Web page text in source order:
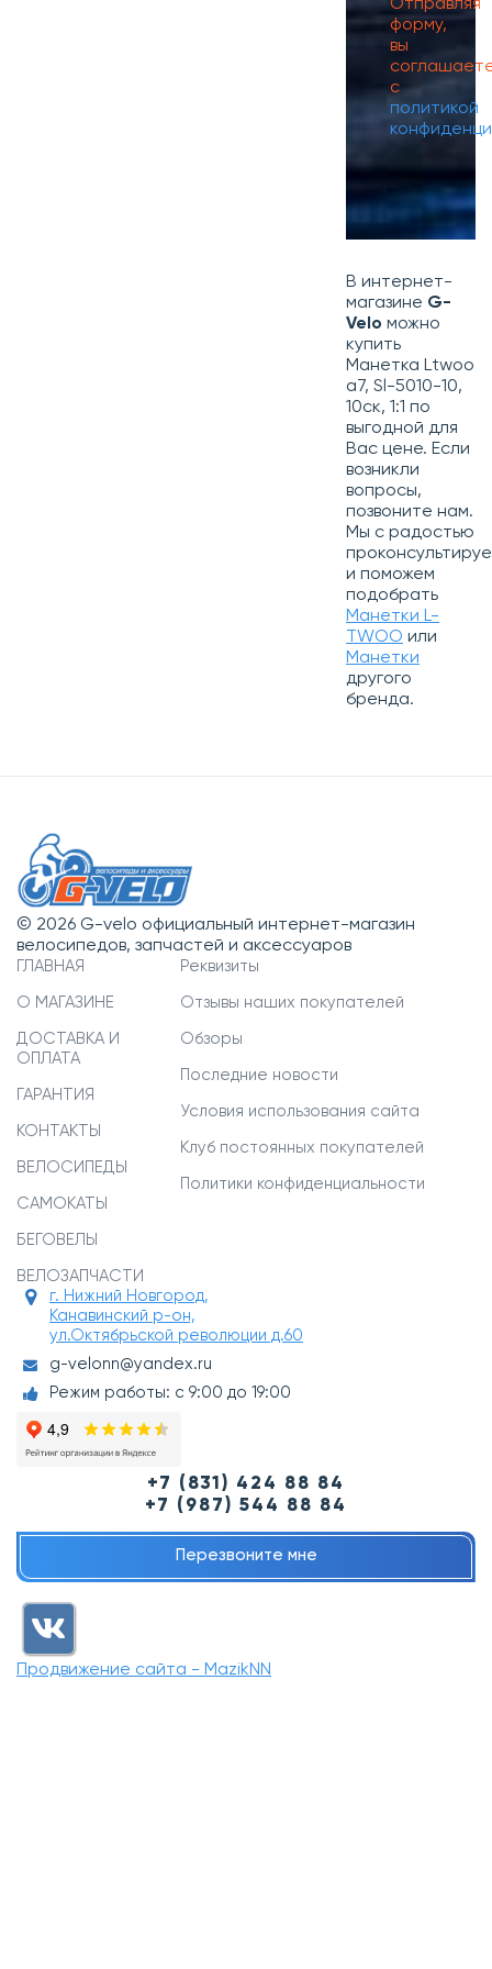
Отправляя
форму,
вы
с
политикой
В интернет-
магазине G-
Velo можно
купить
Манетка Ltwoo
a7, Sl-5010-10,
10ск, 1:1 по
выгодной для
Вас цене. Если
возникли
вопросы,
позвоните нам.
Мы с радостью
и поможем
подобрать
Манетки L-
TWOO или
Манетки
другого
бренда.
© 2026 G-velo официальный интернет-магазин
велосипедов, запчастей и аксессуаров
ГЛАВНАЯ
О МАГАЗИНЕ
ДОСТАВКА И
ОПЛАТА
ГАРАНТИЯ
КОНТАКТЫ
ВЕЛОСИПЕДЫ
САМОКАТЫ
БЕГОВЕЛЫ
ВЕЛОЗАПЧАСТИ
Реквизиты
Отзывы наших покупателей
Обзоры
Последние новости
Условия использования сайта
Клуб постоянных покупателей
Политики конфиденциальности
г. Нижний Новгород,
Канавинский р-он,
ул.Октябрьской революции д.60
g-velonn@yandex.ru
Режим работы: с 9:00 до 19:00
+7 (831) 424 88 84
+7 (987) 544 88 84
Перезвоните мне
Продвижение сайта - MazikNN